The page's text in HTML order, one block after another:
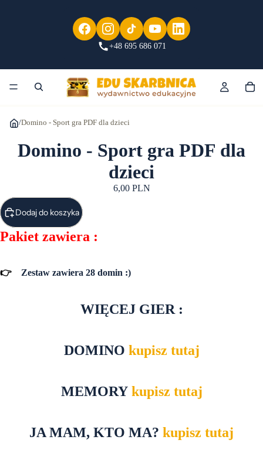
+48 695 686 071
/Domino - Sport gra PDF dla dzieci
Domino - Sport gra PDF dla
dzieci
6,00 PLN
Dodaj do koszyka
Pakiet zawiera :
👉 Zestaw zawiera 28 domin :)
WIĘCEJ GIER :
DOMINO kupisz tutaj
MEMORY kupisz tutaj
JA MAM, KTO MA? kupisz tutaj